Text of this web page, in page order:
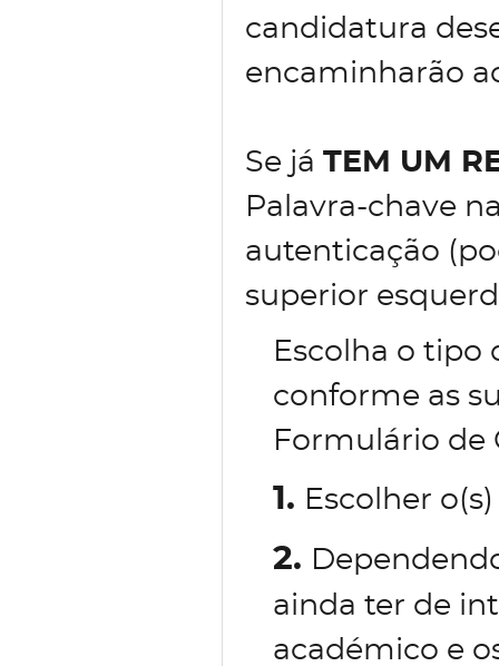
candidatura
encaminharão
Se já TEM UM
Palavra-chave
autenticação
superior
Escolha o tipo
conforme as
Formulário de
1. Escolher
2.
ainda ter de
académico e